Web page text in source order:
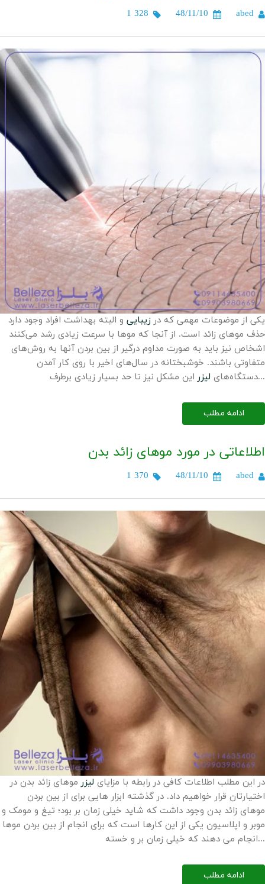
abed
48/11/10
1 328
یکی از موضوعات مهمی که در زیبایی و البته بهداشت افراد وجود دارد
حذف موهای زائد است. از آنجا که موها با سرعت زیادی رشد می‌کنند
اشخاص نیز باید به صورت مداوم درگیر از بین بردن آنها به روش‌های
متفاوتی باشند. خوشبختانه در سال‌های اخیر با روی کار آمدن
دستگاه‌های لیزر این مشکل نیز تا حد بسیار زیادی برطرف...
ادامه مطلب
اطلاعاتی در مورد موهای زائد بدن
abed
48/11/10
1 370
در این مطلب اطلاعات کافی در رابطه با مزایای لیزر موهای زائد بدن در
اختیارتان قرار خواهیم داد. در گذشته ابزار هایی برای از بین بردن
موهای زائد بدن وجود داشت که شاید خیلی زمان بر بود؛ تیغ و مومک و
موبر و اپلاسیون یکی از این کارها است که برای انجام از بین بردن موها
انجام می دهند که خیلی زمان بر و خسته...
ادامه مطلب